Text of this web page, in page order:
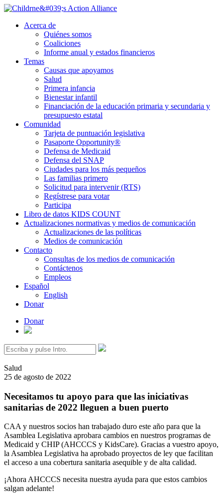
Ir
contenidoAcerca de
Quiénes somos
Coaliciones
Informe anual y estados financieros
Temas
Causas que apoyamos
Salud
Primera infancia
Bienestar infantil
Financiación de la educación primaria y secundaria y
presupuesto estatal
Comunidad
Tarjeta de puntuación legislativa
Pasaporte Opportunity®
Defensa de Medicaid
Defensa del SNAP
Ciudades para los más pequeños
Las familias primero
Solicitud para intervenir (RTS)
Regístrese para votar
Participa
Libro de datos KIDS COUNT
Actualizaciones normativas y medios de comunicación
Actualizaciones de las políticas
Medios de comunicación
Contacto
Consultas de los medios de comunicación
Contáctenos
Empleos
Español
English
Donar
Donar
Buscar:
Salud
25 de agosto de 2022
Necesitamos tu apoyo para que las iniciativas
sanitarias de 2022 lleguen a buen puerto
CAA y nuestros socios han trabajado duro este año para que la
Asamblea Legislativa aprobara cambios en nuestros programas de
Medicaid y CHIP (AHCCCS y KidsCare). Gracias a vuestro apoyo,
la Asamblea Legislativa ha aprobado proyectos de ley que facilitan
el acceso a una cobertura sanitaria asequible y de alta calidad.
¡Ahora AHCCCS necesita nuestra ayuda para que estos cambios
salgan adelante!